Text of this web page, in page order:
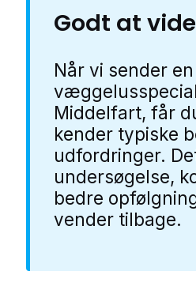
Godt at
Når vi sender
Middelfart, får
kender typiske
udfordringer.
undersøgelse,
bedre
vender tilbage.